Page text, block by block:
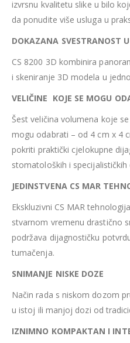
izvrsnu kvalitetu slike u bilo
da ponudite više usluga u
DOKAZANA SVESTRANOST
CS 8200 3D kombinira
i skeniranje 3D modela u
VELIČINE KOJE SE MOGU
Šest veličina volumena koje se
mogu odabrati – od 4 cm x 4
pokriti praktički cjelokupne
stomatoloških i specijalističkih
JEDINSTVENA CS MAR
Ekskluzivni CS MAR
stvarnom vremenu drastično
podržava dijagnostičku
tumačenja.
SNIMANJE NISKE DOZE
Način rada s niskom dozom
u istoj ili manjoj dozi od
IZNIMNO KOMPAKTAN I